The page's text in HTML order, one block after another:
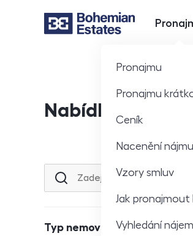
Hlavní
Pronajmu
Pronajmu
Ceník
Nacenění nájmu
Vzory smluv
Jak pronajmout
Vyhledání
Nabídka
Lokalita nebo ulice
Typ nemovitosti